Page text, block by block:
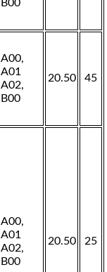
B00
A00,
A01
A02,
B00
20.50 45
A00,
A01
A02,
B00
20.50 25